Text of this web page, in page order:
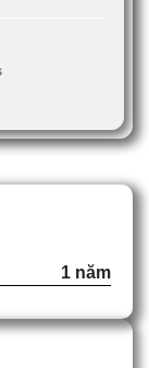
1 năm